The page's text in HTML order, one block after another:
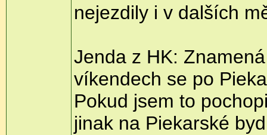
nejezdily i v dalších
Jenda z HK:
víkendech se po
Pokud jsem to
jinak na Piekarské